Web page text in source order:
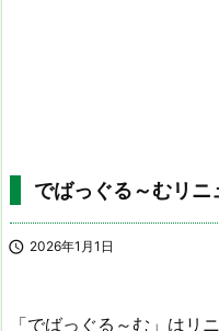
でばっぐる～むリニ
 2026年1月1日
「でばっぐる～む」はリ